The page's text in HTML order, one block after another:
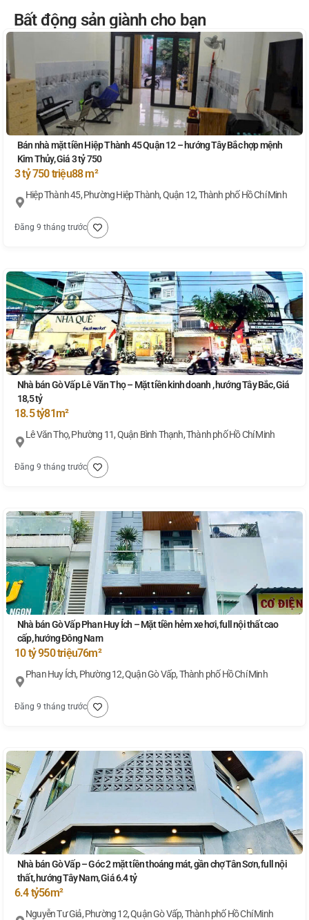
Bất động sản giành cho bạn
Bán nhà mặt tiền Hiệp Thành 45 Quận 12 – hướng Tây Bắc hợp mệnh
Kim Thủy, Giá 3 tỷ 750
3 tỷ 750 triệu88 m²
Hiệp Thành 45, Phường Hiệp Thành, Quận 12, Thành phố Hồ Chí Minh
Đăng 9 tháng trước
Nhà bán Gò Vấp Lê Văn Thọ – Mặt tiền kinh doanh , hướng Tây Bắc, Giá
18,5 tỷ
18.5 tỷ81m²
Lê Văn Thọ, Phường 11, Quận Bình Thạnh, Thành phố Hồ Chí Minh
Đăng 9 tháng trước
Nhà bán Gò Vấp Phan Huy Ích – Mặt tiền hẻm xe hơi, full nội thất cao
cấp, hướng Đông Nam
10 tỷ 950 triệu76m²
Phan Huy Ích, Phường 12, Quận Gò Vấp, Thành phố Hồ Chí Minh
Đăng 9 tháng trước
Nhà bán Gò Vấp – Góc 2 mặt tiền thoáng mát, gần chợ Tân Sơn, full nội
thất, hướng Tây Nam, Giá 6.4 tỷ
6.4 tỷ56m²
Nguyễn Tư Giả, Phường 12, Quận Gò Vấp, Thành phố Hồ Chí Minh